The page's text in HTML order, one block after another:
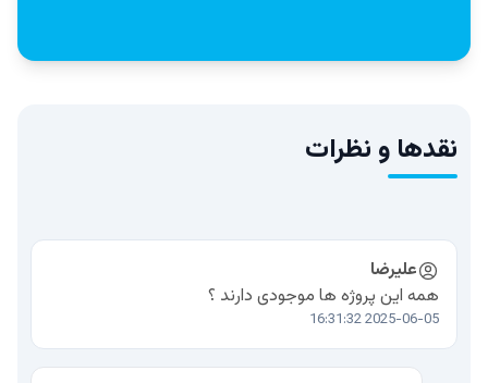
نقدها و نظرات
علیرضا
همه این پروژه ها موجودی دارند ؟
2025-06-05 16:31:32